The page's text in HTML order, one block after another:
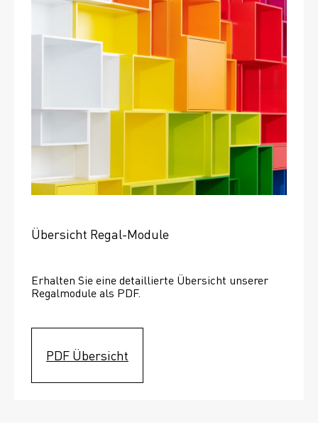
Übersicht Regal-Module
Erhalten Sie eine detaillierte Übersicht unserer
Regalmodule als PDF.
PDF Übersicht